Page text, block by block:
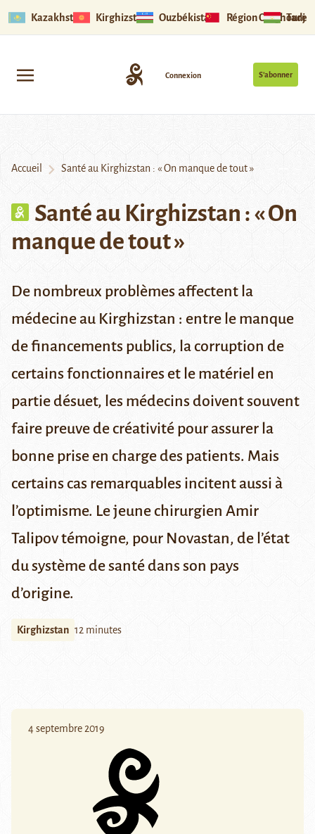
Kazakhstan Kirghizstan Ouzbékistan Région Ouïghoure
S’abonner
Connexion
Accueil Santé au Kirghizstan : « On manque de tout »
Santé au Kirghizstan : « On
manque de tout »
De nombreux problèmes affectent la
médecine au Kirghizstan : entre le manque
de financements publics, la corruption de
certains fonctionnaires et le matériel en
partie désuet, les médecins doivent souvent
faire preuve de créativité pour assurer la
bonne prise en charge des patients. Mais
certains cas remarquables incitent aussi à
l’optimisme. Le jeune chirurgien Amir
Talipov témoigne, pour Novastan, de l’état
du système de santé dans son pays
d’origine.
Kirghizstan 12 minutes
4 septembre 2019